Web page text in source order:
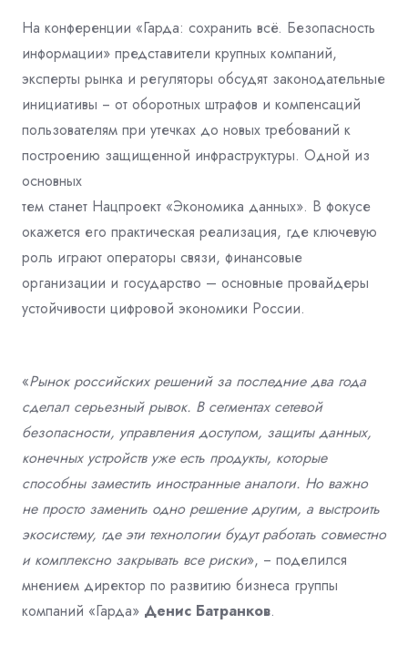
На конференции «Гарда: сохранить всё. Безопасность
информации» представители крупных компаний,
эксперты рынка и регуляторы обсудят законодательные
инициативы ‒ от оборотных штрафов и компенсаций
пользователям при утечках до новых требований к
построению защищенной инфраструктуры. Одной из
основных
тем станет Нацпроект «Экономика данных». В фокусе
окажется его практическая реализация, где ключевую
роль играют операторы связи, финансовые
организации и государство – основные провайдеры
устойчивости цифровой экономики России.
«Рынок российских решений за последние два года
сделал серьезный рывок. В сегментах сетевой
безопасности, управления доступом, защиты данных,
конечных устройств уже есть продукты, которые
способны заместить иностранные аналоги. Но важно
не просто заменить одно решение другим, а выстроить
экосистему, где эти технологии будут работать совместно
и комплексно закрывать все риски», ‒ поделился
мнением директор по развитию бизнеса группы
компаний «Гарда» Денис Батранков.